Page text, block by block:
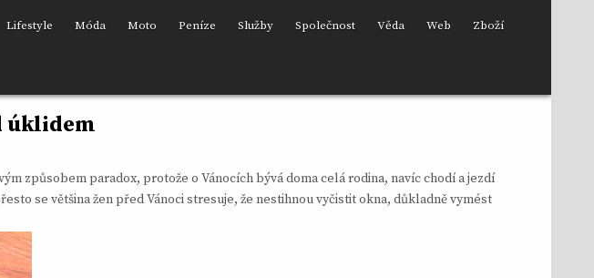
Lifestyle Móda Moto Peníze Služby Společnost Věda Web Zboží
úklidem
způsobem paradox, protože o Vánocích bývá doma celá rodina, navíc chodí a jezdí
se většina žen před Vánoci stresuje, že nestihnou vyčistit okna, důkladně vymést